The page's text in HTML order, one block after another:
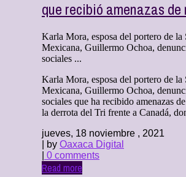
que recibió amenazas de
Karla Mora, esposa del portero de la
Mexicana, Guillermo Ochoa,
sociales ...
Karla Mora, esposa del portero de la
Mexicana, Guillermo Ochoa,
sociales que ha recibido amenazas
la derrota del Tri frente a Canadá,
jueves, 18 noviembre , 2021
| by Oaxaca Digital
0 comments
Read more